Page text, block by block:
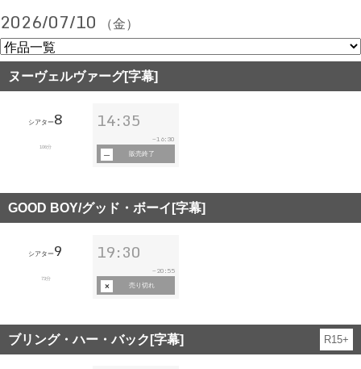
2026/07/10 （金）
ヌーヴェルヴァーグ[字幕]
シアター8
106分
14:35
~16:30
販売終了
GOOD BOY/グッド・ボーイ[字幕]
シアター9
73分
19:30
~ 20:55
売り切れ
ブリング・ハー・バック[字幕] R15+